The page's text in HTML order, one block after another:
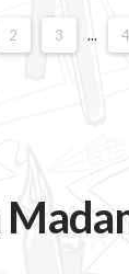
2 3 ... 4